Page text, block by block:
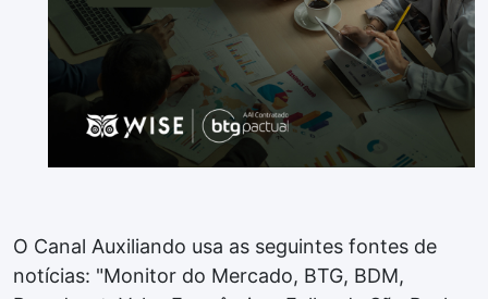
O Canal Auxiliando usa as seguintes fontes de
notícias: "Monitor do Mercado, BTG, BDM,